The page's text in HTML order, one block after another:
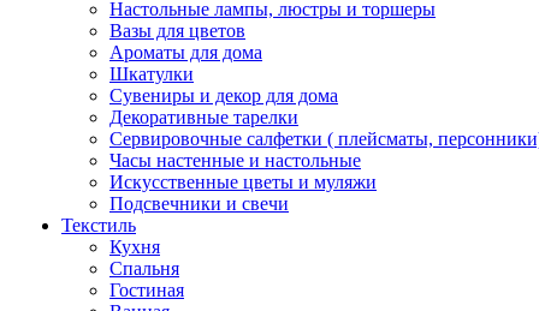
Настольные лампы, люстры и торшеры
Вазы для цветов
Ароматы для дома
Шкатулки
Сувениры и декор для дома
Декоративные тарелки
Сервировочные салфетки ( плейсматы,
Часы настенные и настольные
Искусственные цветы и муляжи
Подсвечники и свечи
Текстиль
Кухня
Спальня
Гостиная